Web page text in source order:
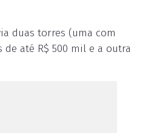
duas torres (uma com
até R$ 500 mil e a outra